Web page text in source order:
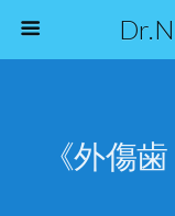
《外傷